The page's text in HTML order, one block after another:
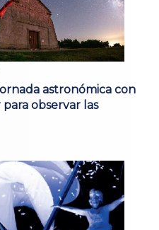
astronómica con
observar las